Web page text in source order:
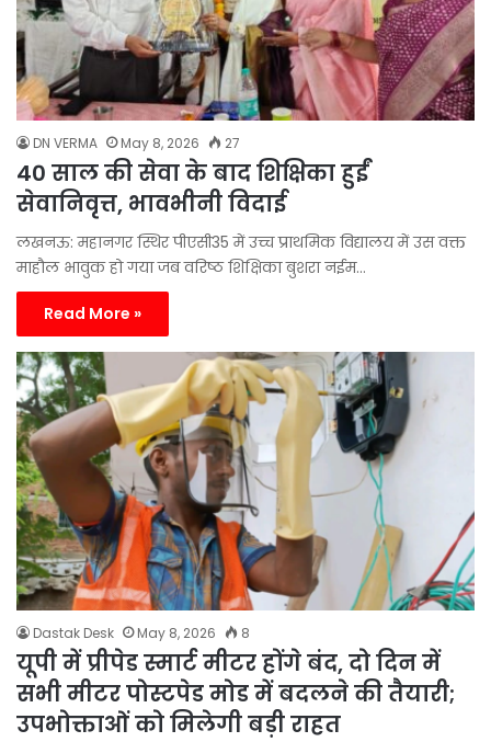
DN VERMA May 8, 2026 27
40 साल की सेवा के बाद शिक्षिका हुईं
सेवानिवृत्त, भावभीनी विदाई
लखनऊ: महानगर स्थिर पीएसी35 में उच्च प्राथमिक विद्यालय में उस वक्त
माहौल भावुक हो गया जब वरिष्ठ शिक्षिका बुशरा नईम…
Read More »
Dastak Desk May 8, 2026 8
यूपी में प्रीपेड स्मार्ट मीटर होंगे बंद, दो दिन में
सभी मीटर पोस्टपेड मोड में बदलने की तैयारी;
उपभोक्ताओं को मिलेगी बड़ी राहत